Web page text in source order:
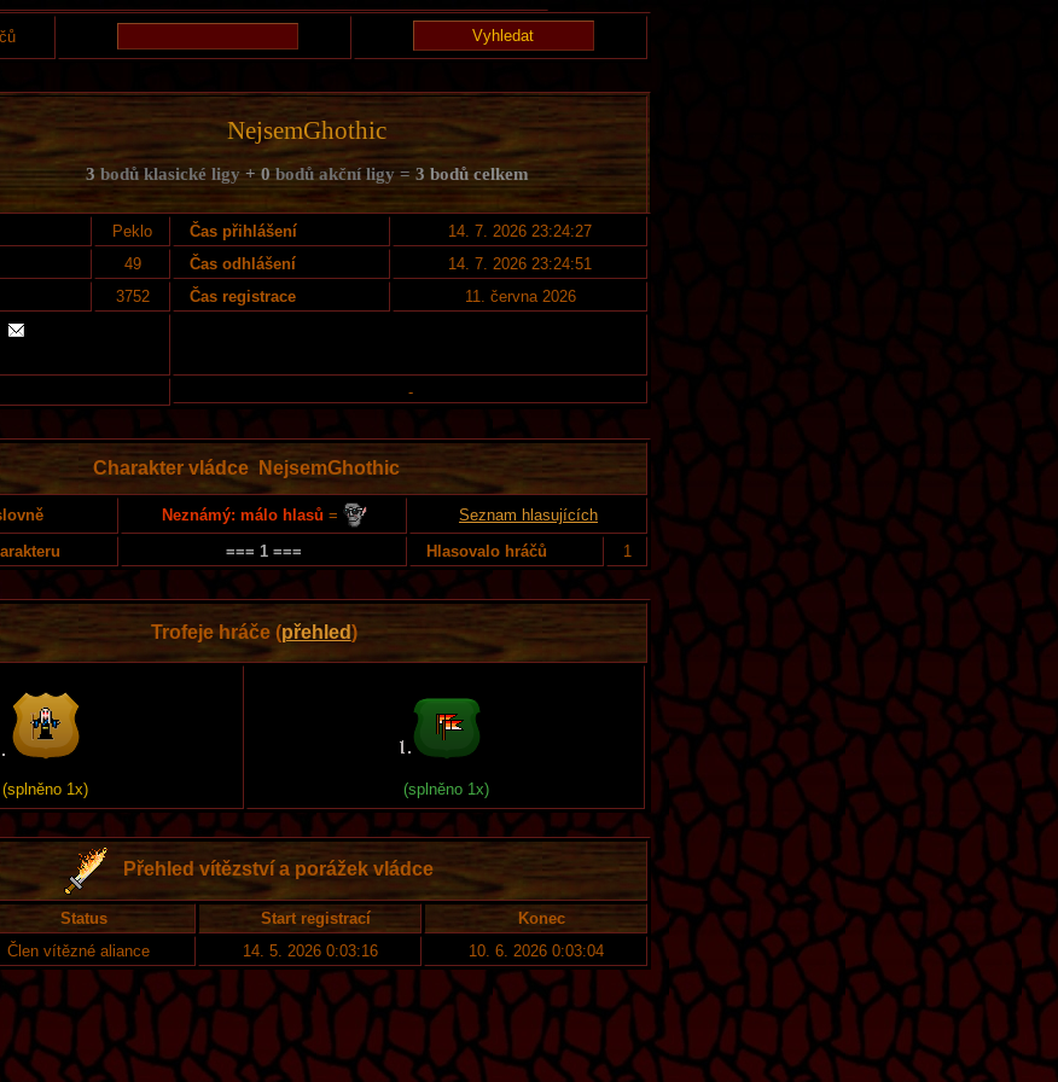
NejsemGhothic
3 bodů klasické ligy + 0bodů akční ligy = 3 bodů celkem
Peklo Čas přihlášení
14. 7. 2026 23:24:27
49 Čas odhlášení
14. 7. 2026 23:24:51
3752 Čas registrace
11. června 2026
-
Charakter vládce NejsemGhothic
Neznámý: málo hlasů =
Seznam hlasujících
=== 1 === Hlasovalo hráčů 1
Trofeje hráče (přehled)
(splněno 1x) (splněno 1x)
Přehled vítězství a porážek vládce
Status Start registrací
Konec
Člen vítězné aliance 14. 5. 2026 0:03:16 10. 6. 2026 0:03:04